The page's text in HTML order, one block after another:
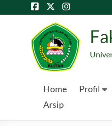
to
Home Profil
Arsip